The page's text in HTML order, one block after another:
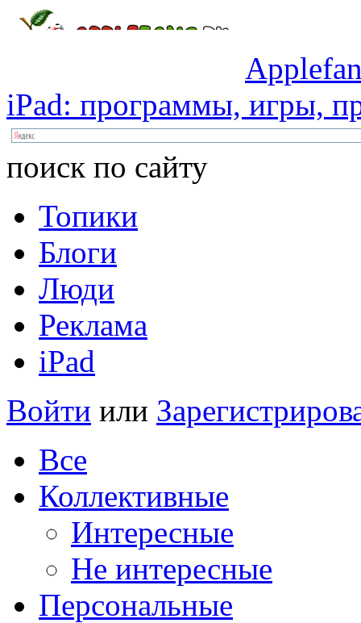
iPad: программы, игры,
поиск по сайту
Топики
Блоги
Люди
Реклама
iPad
Войти или
Все
Коллективные
Интересные
Не интересные
Персональные